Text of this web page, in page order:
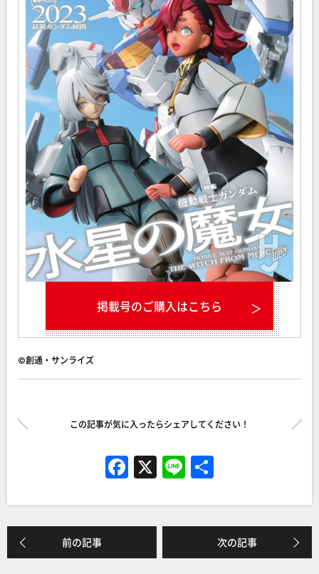
掲載号のご購入はこちら
©創通・サンライズ
この記事が気に入ったらシェアしてください！
F
a
c
e
b
X Li
n
e
前の記事 次の記事